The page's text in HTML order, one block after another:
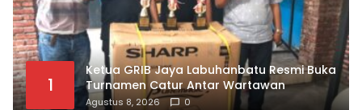
1
Ketua GRIB Jaya Labuhanbatu Resmi Buka
Turnamen Catur Antar Wartawan
Agustus 8, 2026 0